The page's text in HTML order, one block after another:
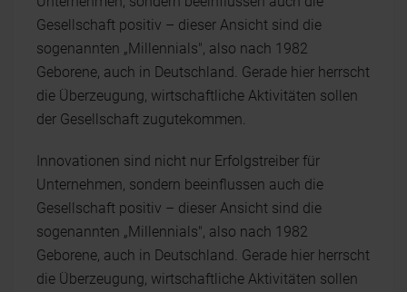
Gesellschaft positiv – dieser Ansicht sind die
sogenannten „Millennials", also nach 1982
Geborene, auch in Deutschland. Gerade hier herrscht
die Überzeugung, wirtschaftliche Aktivitäten sollen
der Gesellschaft zugutekommen.
Innovationen sind nicht nur Erfolgstreiber für
Unternehmen, sondern beeinflussen auch die
Gesellschaft positiv – dieser Ansicht sind die
sogenannten „Millennials", also nach 1982
Geborene, auch in Deutschland. Gerade hier herrscht
die Überzeugung, wirtschaftliche Aktivitäten sollen